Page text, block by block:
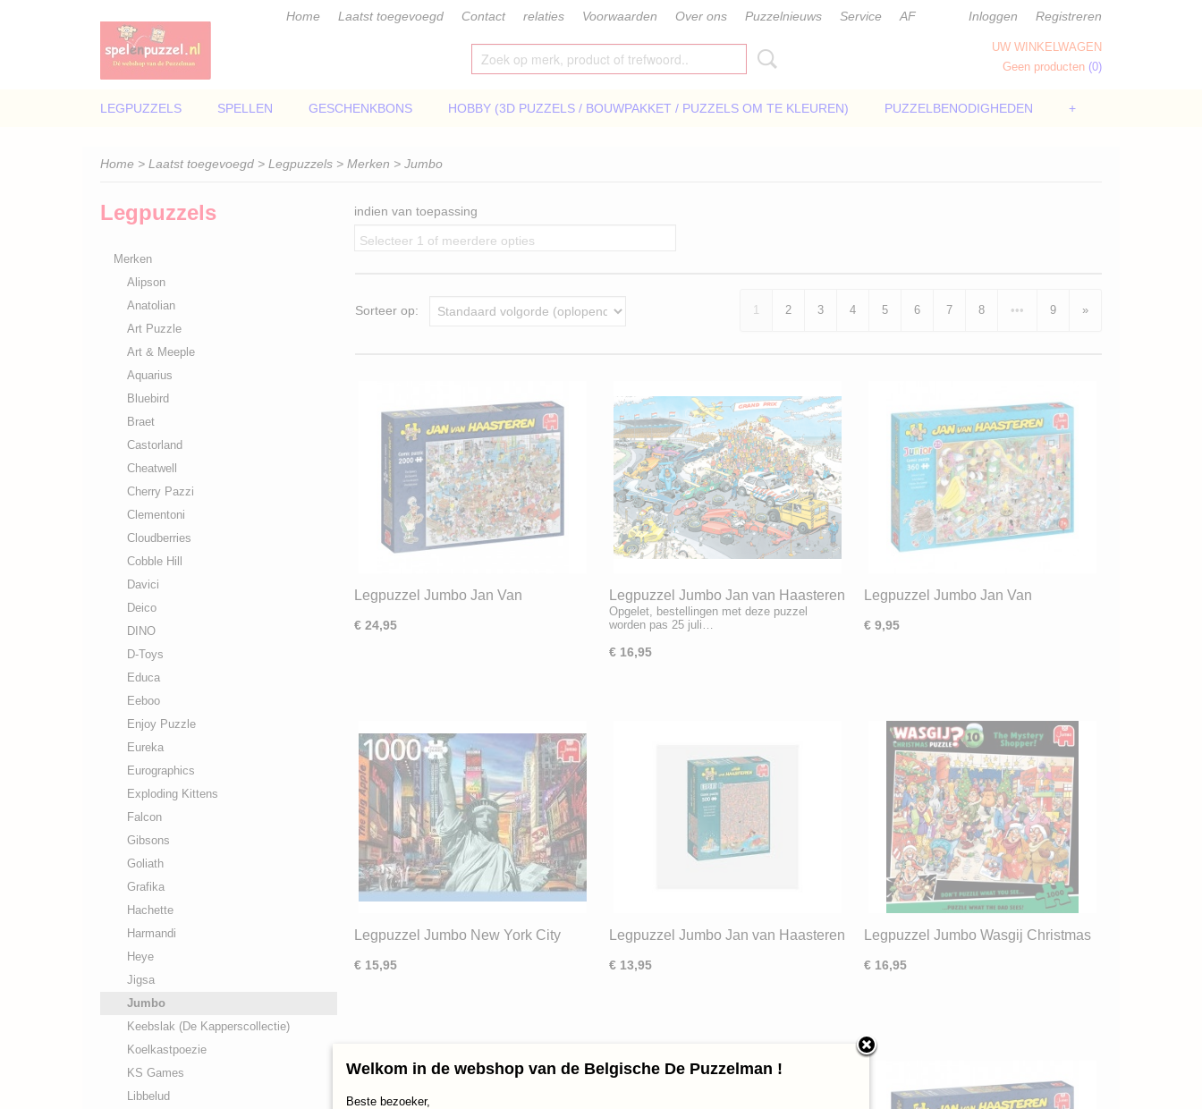
Home Laatst toegevoegd Contact relaties Voorwaarden Over ons Puzzelnieuws Service AF Inloggen Registreren
UW WINKELWAGEN
Geen producten (0)
LEGPUZZELS SPELLEN GESCHENKBONS HOBBY (3D PUZZELS / BOUWPAKKET / PUZZELS OM TE KLEUREN) PUZZELBENODIGHEDEN +
Home > Laatst toegevoegd > Legpuzzels > Merken > Jumbo
Legpuzzels
Merken
Alipson
Anatolian
Art Puzzle
Art & Meeple
Aquarius
Bluebird
Braet
Castorland
Cheatwell
Cherry Pazzi
Clementoni
Cloudberries
Cobble Hill
Davici
Deico
DINO
D-Toys
Educa
Eeboo
Enjoy Puzzle
Eureka
Eurographics
Exploding Kittens
Falcon
Gibsons
Goliath
Grafika
Hachette
Harmandi
Heye
Jigsa
Jumbo
Keebslak (De Kapperscollectie)
Koelkastpoezie
KS Games
Libbelud
indien van toepassing
Selecteer 1 of meerdere opties
Sorteer op: 1 2 3 4 5 6 7 8 ••• 9 »
Legpuzzel Jumbo Jan Van
(2000)
€ 24,95
Legpuzzel Jumbo Jan van Haasteren
Nog één Rondje Zandvoort (1000)
Limited Edition !
Opgelet, bestellingen met deze puzzel
worden pas 25 juli…
€ 16,95
Legpuzzel Jumbo Jan Van
(360) Verwacht 5 Sep. 2026
€ 9,95
Legpuzzel Jumbo New York City
€ 15,95
Legpuzzel Jumbo Jan van Haasteren
€ 13,95
Legpuzzel Jumbo Wasgij Christmas
€ 16,95
Welkom in de webshop van de Belgische De Puzzelman !
Beste bezoeker,